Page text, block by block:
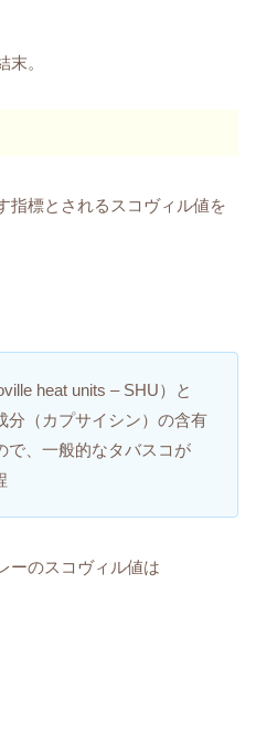
。
指標とされるスコヴィル値を
heat units – SHU）と
分（カプサイシン）の含有
で、一般的なタバスコが
ーのスコヴィル値は